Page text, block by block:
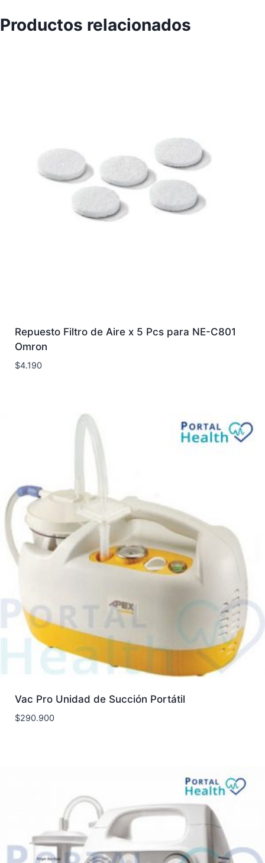
Productos relacionados
Repuesto Filtro de Aire x 5 Pcs para NE-C801
Omron
$4.190
Vac Pro Unidad de Succión Portátil
$290.900